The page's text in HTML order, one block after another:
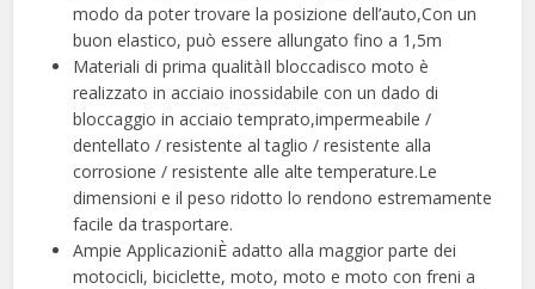
modo da poter trovare la posizione dell’auto,Con un
buon elastico, può essere allungato fino a 1,5m
Materiali di prima qualitàIl bloccadisco moto è
realizzato in acciaio inossidabile con un dado di
bloccaggio in acciaio temprato,impermeabile /
dentellato / resistente al taglio / resistente alla
corrosione / resistente alle alte temperature.Le
dimensioni e il peso ridotto lo rendono estremamente
facile da trasportare.
Ampie ApplicazioniÈ adatto alla maggior parte dei
motocicli, biciclette, moto, moto e moto con freni a